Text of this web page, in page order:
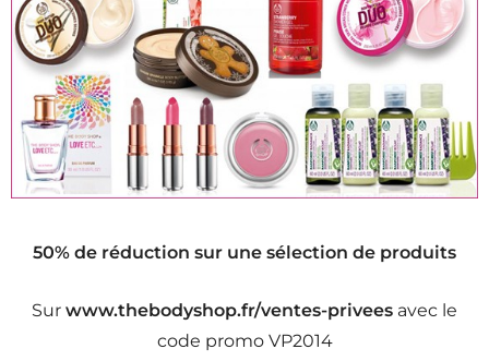
50% de réduction sur une sélection de produits
Sur www.thebodyshop.fr/ventes-privees avec le
code promo VP2014